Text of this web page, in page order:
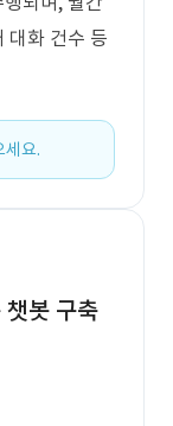
대화 건수 등
세요.
챗봇 구축